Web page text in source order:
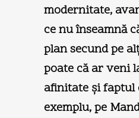
modernitate,
ce nu înseamnă
plan secund pe
poate că ar veni
afinitate şi faptul
exemplu, pe